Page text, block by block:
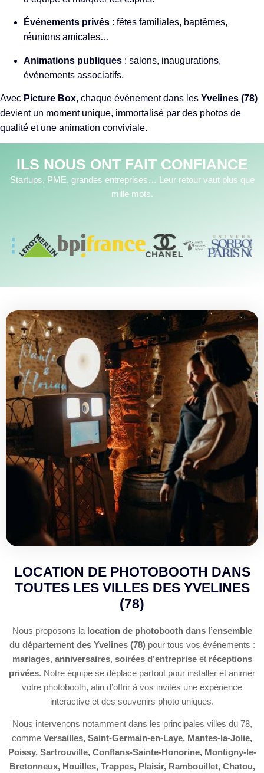
Événements privés : fêtes familiales, baptêmes,
réunions amicales…
Animations publiques : salons, inaugurations,
événements associatifs.
Avec Picture Box, chaque événement dans les Yvelines (78)
devient un moment unique, immortalisé par des photos de
qualité et une animation conviviale.
ILS NOUS ONT FAIT CONFIANCE
Startups, PME, grandes entreprises… Leur retour vaut plus que
mille mots.
LOCATION DE PHOTOBOOTH DANS
TOUTES LES VILLES DES YVELINES
(78)
Nous proposons la location de photobooth dans l’ensemble
du département des Yvelines (78)pour tous vos événements :
mariages, anniversaires, soirées d’entrepriseet réceptions
privées. Notre équipe se déplace partout pour installer et animer
votre photobooth, afin d’offrir à vos invités une expérience
interactive et des souvenirs photo uniques.
Nous intervenons notamment dans les principales villes du 78,
comme Versailles, Saint-Germain-en-Laye, Mantes-la-Jolie,
Poissy, Sartrouville, Conflans-Sainte-Honorine, Montigny-le-
Bretonneux, Houilles, Trappes, Plaisir, Rambouillet, Chatou,